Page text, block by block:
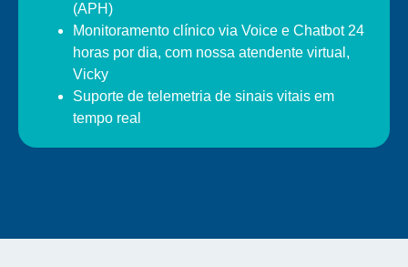
(APH)
Monitoramento clínico via Voice e Chatbot 24
horas por dia, com nossa atendente virtual,
Vicky
Suporte de telemetria de sinais vitais em
tempo real